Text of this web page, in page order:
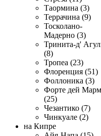
Таормина (3)
Террачина (9)
Тосколано-
Мадерно (3)
Тринита-д'
(8)
Тропеа (23)
Флоренция (51)
Фоллоника (3)
Форте дей
(25)
Чезантико (7)
Чинкуале (2)
на Кипре